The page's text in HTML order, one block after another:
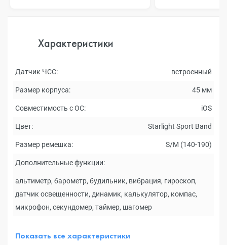
Характеристики
Датчик ЧСС: встроенный
Размер корпуса: 45 мм
Совместимость с ОС: iOS
Цвет: Starlight Sport Band
Размер ремешка: S/M (140-190)
Дополнительные функции:
альтиметр, барометр, будильник, вибрация, гироскоп,
датчик освещенности, динамик, калькулятор, компас,
микрофон, секундомер, таймер, шагомер
Показать все характеристики